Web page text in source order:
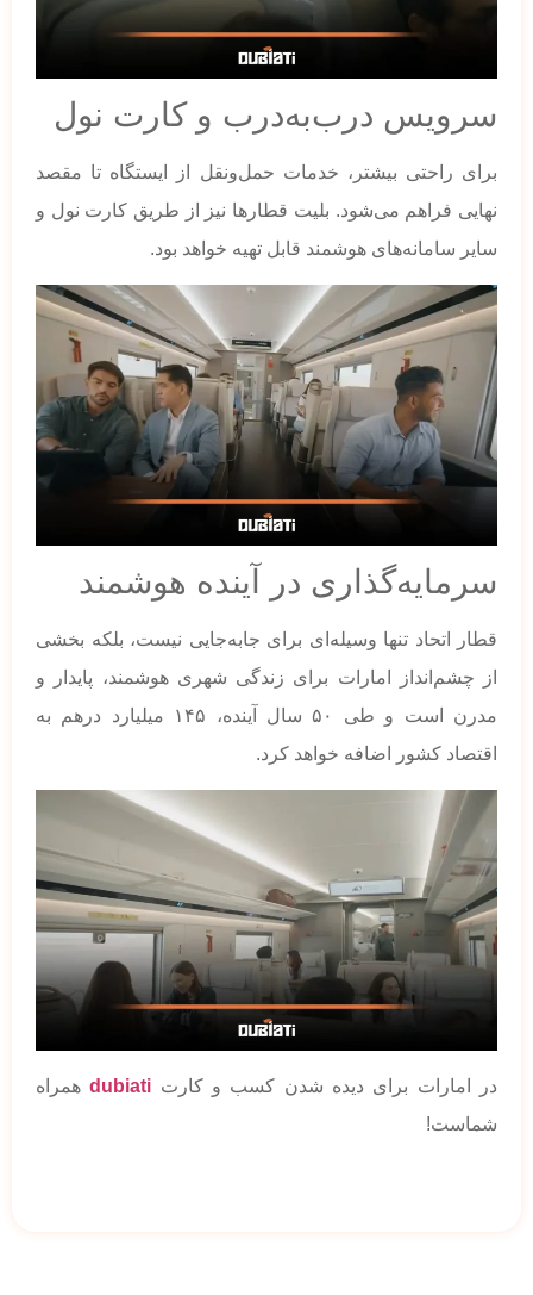
سرویس درب‌به‌درب و کارت نول
برای راحتی بیشتر، خدمات حمل‌ونقل از ایستگاه تا مقصد
نهایی فراهم می‌شود. بلیت قطارها نیز از طریق کارت نول و
سایر سامانه‌های هوشمند قابل تهیه خواهد بود.
سرمایه‌گذاری در آینده هوشمند
قطار اتحاد تنها وسیله‌ای برای جابه‌جایی نیست، بلکه بخشی
از چشم‌انداز امارات برای زندگی شهری هوشمند، پایدار و
مدرن است و طی ۵۰ سال آینده، ۱۴۵ میلیارد درهم به
اقتصاد کشور اضافه خواهد کرد.
در امارات برای دیده شدن کسب و کارت dubiatiهمراه
شماست!